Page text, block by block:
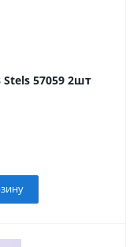
57059 2шт